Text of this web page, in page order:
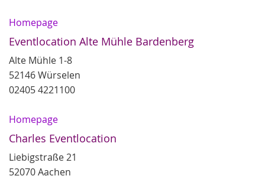
Homepage
Eventlocation Alte Mühle Bardenberg
Alte Mühle 1-8
52146 Würselen
02405 4221100
Homepage
Charles Eventlocation
Liebigstraße 21
52070 Aachen